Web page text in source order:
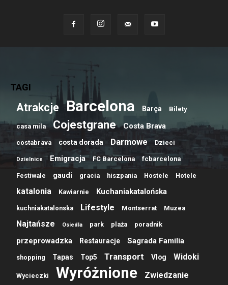
TAGI
Atrakcje Barcelona Barça Bilety
casa mila Cojestgrane Costa Brava
costabrava costa dorada Darmowe Dzieci
Dzielnice Emigracja FC Barcelona fcbarcelona
Festiwale gaudi gracia hiszpania Hostele Hotele
katalonia Kawiarnie Kuchaniakatalońska
kuchniakatalonska Lifestyle Montserrat Muzea
Najtańsze Osiedla park plaża poradnik
przeprowadzka Restauracje Sagrada Familia
shopping Tapas Top5 Transport Vlog Widoki
Wycieczki Wyróżnione Zwiedzanie